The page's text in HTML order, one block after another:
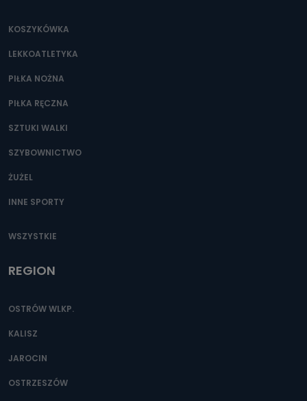
KOSZYKÓWKA
LEKKOATLETYKA
PIŁKA NOŻNA
PIŁKA RĘCZNA
SZTUKI WALKI
SZYBOWNICTWO
ŻUŻEL
INNE SPORTY
WSZYSTKIE
REGION
OSTRÓW WLKP.
KALISZ
JAROCIN
OSTRZESZÓW